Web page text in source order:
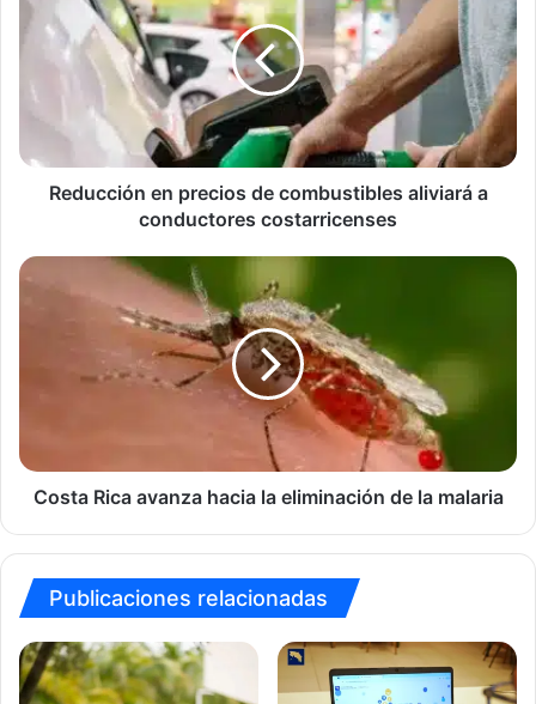
combustibles
aliviará
conductores
costarricenses
Reducción en precios de combustibles aliviará a
conductores costarricenses
Costa
malaria
Costa Rica avanza hacia la eliminación de la malaria
Publicaciones relacionadas